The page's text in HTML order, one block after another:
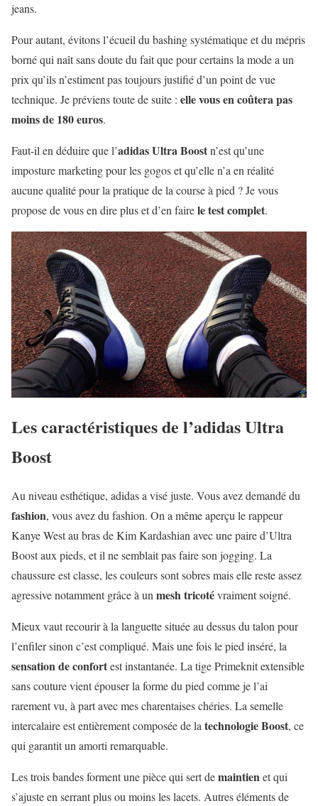
jeans.
Pour autant, évitons l’écueil du bashing systématique et du mépris
borné qui naît sans doute du fait que pour certains la mode a un
prix qu’ils n’estiment pas toujours justifié d’un point de vue
technique. Je préviens toute de suite : elle vous en coûtera pas
moins de 180 euros.
Faut-il en déduire que l’adidas Ultra Boostn’est qu’une
imposture marketing pour les gogos et qu’elle n’a en réalité
aucune qualité pour la pratique de la course à pied ? Je vous
propose de vous en dire plus et d’en fairele test complet.
Les caractéristiques de l’adidas Ultra
Boost
Au niveau esthétique, adidas a visé juste. Vous avez demandé du
fashion, vous avez du fashion. On a même aperçu le rappeur
Kanye West au bras de Kim Kardashian avec une paire d’Ultra
Boost aux pieds, et il ne semblait pas faire son jogging. La
chaussure est classe, les couleurs sont sobres mais elle reste assez
agressive notamment grâce à un mesh tricotévraiment soigné.
Mieux vaut recourir à la languette située au dessus du talon pour
l’enfiler sinon c’est compliqué. Mais une fois le pied inséré, la
sensation de confortest instantanée. La tige Primeknit extensible
sans couture vient épouser la forme du pied comme je l’ai
rarement vu, à part avec mes charentaises chéries. La semelle
intercalaire est entièrement composée de la technologie Boost, ce
qui garantit un amorti remarquable.
Les trois bandes forment une pièce qui sert demaintienet qui
s’ajuste en serrant plus ou moins les lacets. Autres éléments de